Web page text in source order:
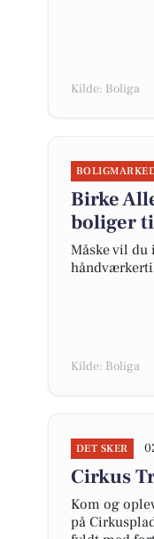
Kilde: Boliga
Birke
boliger
Måske vil du
Kilde: Boliga
DET SKER
Cirkus
Kom og
på